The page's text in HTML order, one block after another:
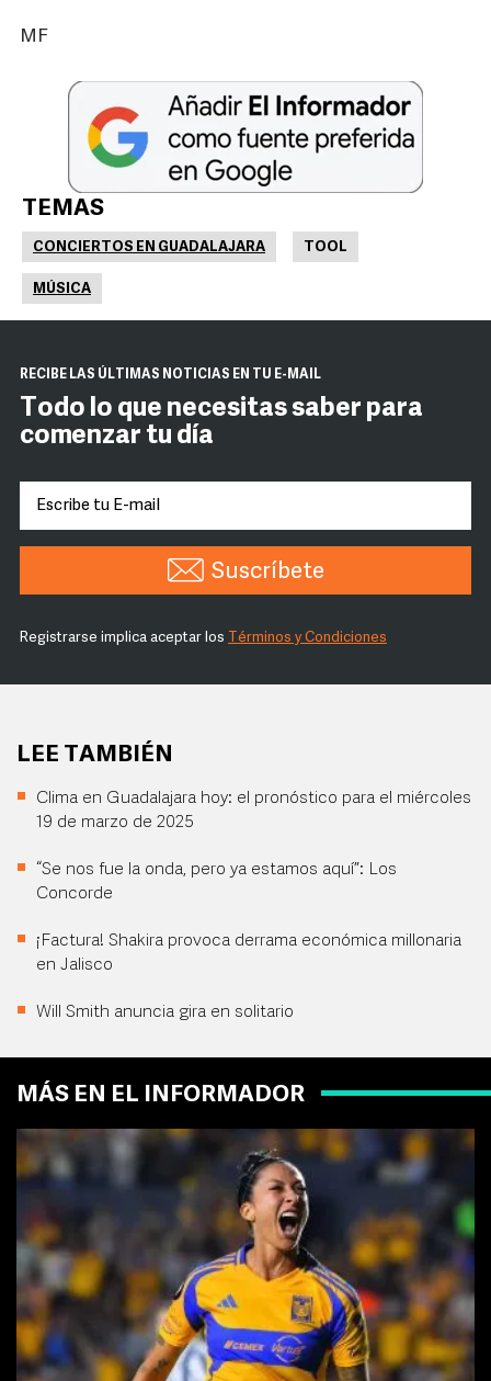
MF
TEMAS
CONCIERTOS EN GUADALAJARA TOOL
MÚSICA
RECIBE LAS ÚLTIMAS NOTICIAS EN TU E-MAIL
Todo lo que necesitas saber para
comenzar tu día
Suscríbete
Registrarse implica aceptar los Términos y Condiciones
LEE TAMBIÉN
Clima en Guadalajara hoy: el pronóstico para el miércoles
19 de marzo de 2025
“Se nos fue la onda, pero ya estamos aquí”: Los
Concorde
¡Factura! Shakira provoca derrama económica millonaria
en Jalisco
Will Smith anuncia gira en solitario
MÁS EN EL INFORMADOR